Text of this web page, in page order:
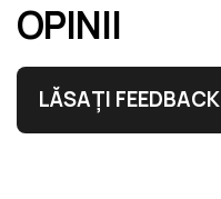
OPINII
LĂSAȚI FEEDBACK